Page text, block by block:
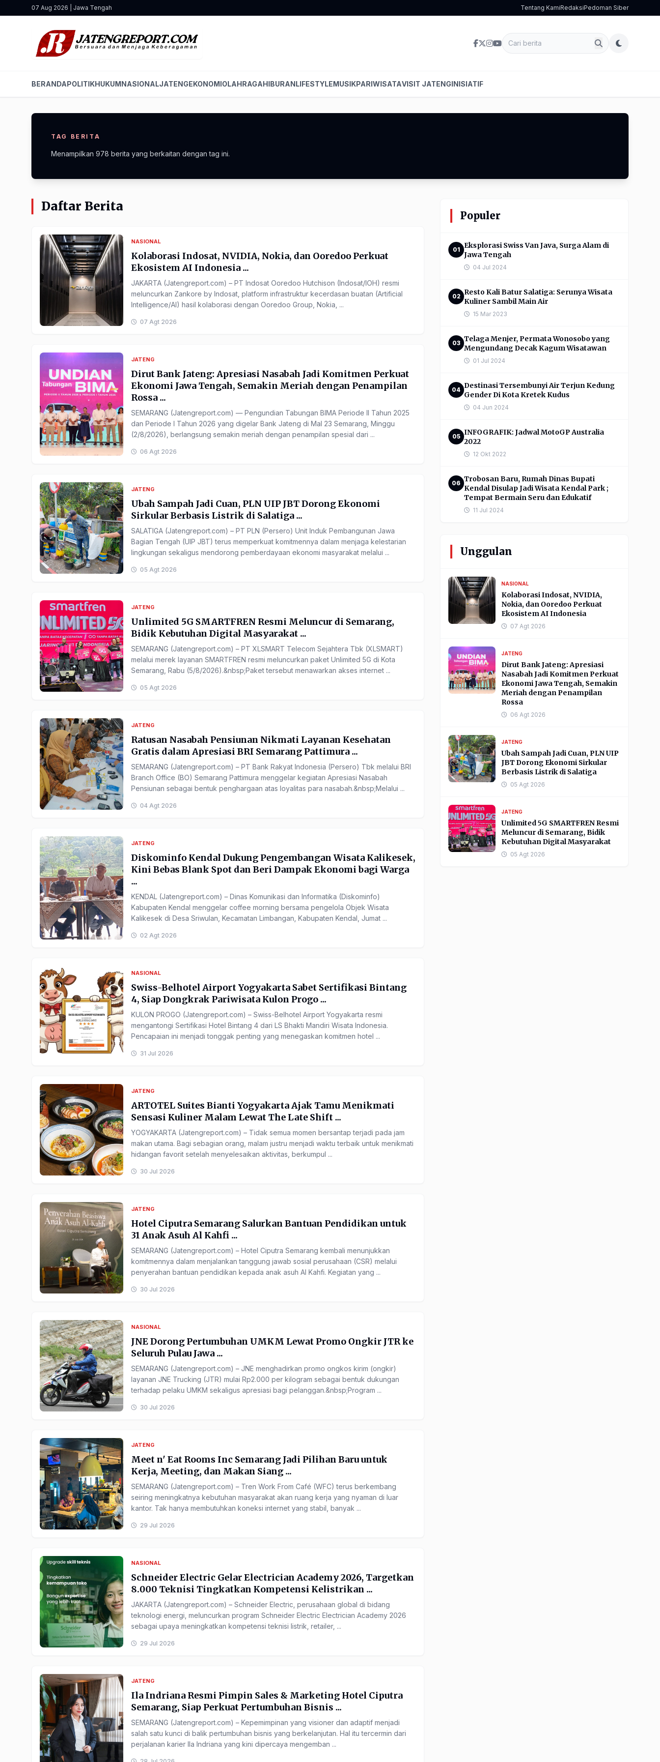
07 Aug 2026 | Jawa Tengah Tentang KamiRedaksiPedoman Siber
BERANDAPOLITIKHUKUMNASIONALJATENGEKONOMIOLAHRAGAHIBURANLIFESTYLEMUSIKPARIWISATAVISIT JATENGINISIATIF
TAG BERITA
Menampilkan 978 berita yang berkaitan dengan tag ini.
Daftar Berita
NASIONAL
Kolaborasi Indosat, NVIDIA, Nokia, dan Ooredoo Perkuat
Ekosistem AI Indonesia ...
JAKARTA (Jatengreport.com) – PT Indosat Ooredoo Hutchison (Indosat/IOH) resmi
meluncurkan Zankore by Indosat, platform infrastruktur kecerdasan buatan (Artificial
Intelligence/AI) hasil kolaborasi dengan Ooredoo Group, Nokia, ...
07 Agt 2026
JATENG
Dirut Bank Jateng: Apresiasi Nasabah Jadi Komitmen Perkuat
Ekonomi Jawa Tengah, Semakin Meriah dengan Penampilan
Rossa ...
SEMARANG (Jatengreport.com) — Pengundian Tabungan BIMA Periode II Tahun 2025
dan Periode I Tahun 2026 yang digelar Bank Jateng di Mal 23 Semarang, Minggu
(2/8/2026), berlangsung semakin meriah dengan penampilan spesial dari ...
06 Agt 2026
JATENG
Ubah Sampah Jadi Cuan, PLN UIP JBT Dorong Ekonomi
Sirkular Berbasis Listrik di Salatiga ...
SALATIGA (Jatengreport.com) – PT PLN (Persero) Unit Induk Pembangunan Jawa
Bagian Tengah (UIP JBT) terus memperkuat komitmennya dalam menjaga kelestarian
lingkungan sekaligus mendorong pemberdayaan ekonomi masyarakat melalui ...
05 Agt 2026
JATENG
Unlimited 5G SMARTFREN Resmi Meluncur di Semarang,
Bidik Kebutuhan Digital Masyarakat ...
SEMARANG (Jatengreport.com) – PT XLSMART Telecom Sejahtera Tbk (XLSMART)
melalui merek layanan SMARTFREN resmi meluncurkan paket Unlimited 5G di Kota
Semarang, Rabu (5/8/2026).&nbsp;Paket tersebut menawarkan akses internet ...
05 Agt 2026
JATENG
Ratusan Nasabah Pensiunan Nikmati Layanan Kesehatan
Gratis dalam Apresiasi BRI Semarang Pattimura ...
SEMARANG (Jatengreport.com) – PT Bank Rakyat Indonesia (Persero) Tbk melalui BRI
Branch Office (BO) Semarang Pattimura menggelar kegiatan Apresiasi Nasabah
Pensiunan sebagai bentuk penghargaan atas loyalitas para nasabah.&nbsp;Melalui ...
04 Agt 2026
JATENG
Diskominfo Kendal Dukung Pengembangan Wisata Kalikesek,
Kini Bebas Blank Spot dan Beri Dampak Ekonomi bagi Warga
...
KENDAL (Jatengreport.com) – Dinas Komunikasi dan Informatika (Diskominfo)
Kabupaten Kendal menggelar coffee morning bersama pengelola Objek Wisata
Kalikesek di Desa Sriwulan, Kecamatan Limbangan, Kabupaten Kendal, Jumat ...
02 Agt 2026
NASIONAL
Swiss-Belhotel Airport Yogyakarta Sabet Sertifikasi Bintang
4, Siap Dongkrak Pariwisata Kulon Progo ...
KULON PROGO (Jatengreport.com) – Swiss-Belhotel Airport Yogyakarta resmi
mengantongi Sertifikasi Hotel Bintang 4 dari LS Bhakti Mandiri Wisata Indonesia.
Pencapaian ini menjadi tonggak penting yang menegaskan komitmen hotel ...
31 Jul 2026
JATENG
ARTOTEL Suites Bianti Yogyakarta Ajak Tamu Menikmati
Sensasi Kuliner Malam Lewat The Late Shift ...
YOGYAKARTA (Jatengreport.com) – Tidak semua momen bersantap terjadi pada jam
makan utama. Bagi sebagian orang, malam justru menjadi waktu terbaik untuk menikmati
hidangan favorit setelah menyelesaikan aktivitas, berkumpul ...
30 Jul 2026
JATENG
Hotel Ciputra Semarang Salurkan Bantuan Pendidikan untuk
31 Anak Asuh Al Kahfi ...
SEMARANG (Jatengreport.com) – Hotel Ciputra Semarang kembali menunjukkan
komitmennya dalam menjalankan tanggung jawab sosial perusahaan (CSR) melalui
penyerahan bantuan pendidikan kepada anak asuh Al Kahfi. Kegiatan yang ...
30 Jul 2026
NASIONAL
JNE Dorong Pertumbuhan UMKM Lewat Promo Ongkir JTR ke
Seluruh Pulau Jawa ...
SEMARANG (Jatengreport.com) – JNE menghadirkan promo ongkos kirim (ongkir)
layanan JNE Trucking (JTR) mulai Rp2.000 per kilogram sebagai bentuk dukungan
terhadap pelaku UMKM sekaligus apresiasi bagi pelanggan.&nbsp;Program ...
30 Jul 2026
JATENG
Meet n' Eat Rooms Inc Semarang Jadi Pilihan Baru untuk
Kerja, Meeting, dan Makan Siang ...
SEMARANG (Jatengreport.com) – Tren Work From Café (WFC) terus berkembang
seiring meningkatnya kebutuhan masyarakat akan ruang kerja yang nyaman di luar
kantor. Tak hanya membutuhkan koneksi internet yang stabil, banyak ...
29 Jul 2026
NASIONAL
Schneider Electric Gelar Electrician Academy 2026, Targetkan
8.000 Teknisi Tingkatkan Kompetensi Kelistrikan ...
JAKARTA (Jatengreport.com) – Schneider Electric, perusahaan global di bidang
teknologi energi, meluncurkan program Schneider Electric Electrician Academy 2026
sebagai upaya meningkatkan kompetensi teknisi listrik, retailer, ...
29 Jul 2026
JATENG
Ila Indriana Resmi Pimpin Sales & Marketing Hotel Ciputra
Semarang, Siap Perkuat Pertumbuhan Bisnis ...
SEMARANG (Jatengreport.com) – Kepemimpinan yang visioner dan adaptif menjadi
salah satu kunci di balik pertumbuhan bisnis yang berkelanjutan. Hal itu tercermin dari
perjalanan karier Ila Indriana yang kini dipercaya mengemban ...
Populer
01 Eksplorasi Swiss Van Java, Surga Alam di
Jawa Tengah
04 Jul 2024
02 Resto Kali Batur Salatiga: Serunya Wisata
Kuliner Sambil Main Air
15 Mar 2023
03 Telaga Menjer, Permata Wonosobo yang
Mengundang Decak Kagum Wisatawan
01 Jul 2024
04 Destinasi Tersembunyi Air Terjun Kedung
Gender Di Kota Kretek Kudus
04 Jun 2024
05 INFOGRAFIK: Jadwal MotoGP Australia
2022
12 Okt 2022
06 Trobosan Baru, Rumah Dinas Bupati
Kendal Disulap Jadi Wisata Kendal Park ;
Tempat Bermain Seru dan Edukatif
11 Jul 2024
Unggulan
NASIONAL
Kolaborasi Indosat, NVIDIA,
Nokia, dan Ooredoo Perkuat
Ekosistem AI Indonesia
07 Agt 2026
JATENG
Dirut Bank Jateng: Apresiasi
Nasabah Jadi Komitmen Perkuat
Ekonomi Jawa Tengah, Semakin
Meriah dengan Penampilan
Rossa
06 Agt 2026
JATENG
Ubah Sampah Jadi Cuan, PLN UIP
JBT Dorong Ekonomi Sirkular
Berbasis Listrik di Salatiga
05 Agt 2026
JATENG
Unlimited 5G SMARTFREN Resmi
Meluncur di Semarang, Bidik
Kebutuhan Digital Masyarakat
05 Agt 2026